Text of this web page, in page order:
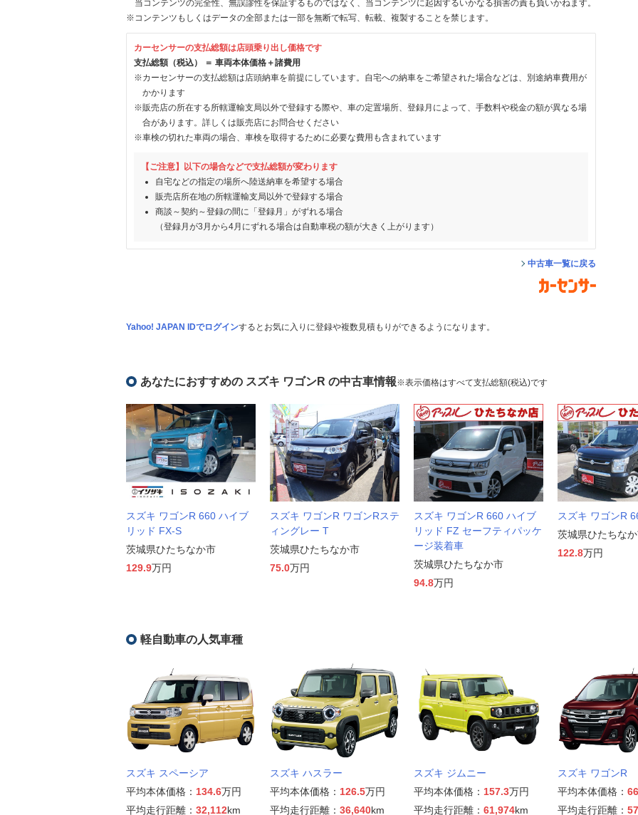
当コンテンツの完全性、無誤謬性を保証するものではなく、当コンテンツに起因するいかなる損害の責も負いかねます。
※コンテンツもしくはデータの全部または一部を無断で転写、転載、複製することを禁じます。
カーセンサーの支払総額は店頭乗り出し価格です
支払総額（税込） ＝ 車両本体価格＋諸費用
※カーセンサーの支払総額は店頭納車を前提にしています。自宅への納車をご希望された場合などは、別途納車費用が
かかります
※販売店の所在する所轄運輸支局以外で登録する際や、車の定置場所、登録月によって、手数料や税金の額が異なる場
合があります。詳しくは販売店にお問合せください
※車検の切れた車両の場合、車検を取得するために必要な費用も含まれています
【ご注意】以下の場合などで支払総額が変わります
自宅などの指定の場所へ陸送納車を希望する場合
販売店所在地の所轄運輸支局以外で登録する場合
商談～契約～登録の間に「登録月」がずれる場合
（登録月が3月から4月にずれる場合は自動車税の額が大きく上がります）
中古車一覧に戻る
Yahoo! JAPAN IDでログインするとお気に入りに登録や複数見積もりができるようになります。
あなたにおすすめの スズキ ワゴンR の中古車情報※表示価格はすべて支払総額(税込)です
スズキ ワゴンR 660 ハイブ
リッド FX-S
茨城県ひたちなか市
129.9万円
スズキ ワゴンR ワゴンRステ
ィングレー T
茨城県ひたちなか市
75.0万円
スズキ ワゴンR 660 ハイブ
リッド FZ セーフティパッケ
ージ装着車
茨城県ひたちなか市
94.8万円
スズキ ワゴンR
茨城県ひたちな
122.8万円
軽自動車の人気車種
スズキ スペーシア
平均本体価格： 134.6万円
平均走行距離： 32,112km
スズキ ハスラー
平均本体価格： 126.5万円
平均走行距離： 36,640km
スズキ ジムニー
平均本体価格： 157.3万円
平均走行距離： 61,974km
スズキ ワゴンR
平均本体価格：
平均走行距離：